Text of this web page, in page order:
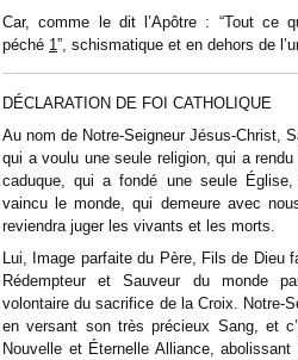
Car, comme le dit l’Apôtre : “Tout ce
péché 1”, schismatique et en dehors de
DÉCLARATION DE FOI CATHOLIQUE
Au nom de Notre-Seigneur Jésus-Christ,
qui a voulu une seule religion, qui a
caduque, qui a fondé une seule
vaincu le monde, qui demeure avec
reviendra juger les vivants et les morts.
Lui, Image parfaite du Père, Fils de Dieu
Rédempteur et Sauveur du monde
volontaire du sacrifice de la Croix. Notre-
en versant son très précieux Sang, et
Nouvelle et Éternelle Alliance,